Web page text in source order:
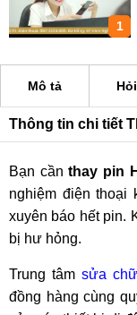
1
Mô tả
Thông tin chi tiết
Bạn cầnthay pin
nghiệm điện thoại
xuyên báo hết pin.
bị hư hỏng.
Trung tâm sửa
đồng hàng cùng